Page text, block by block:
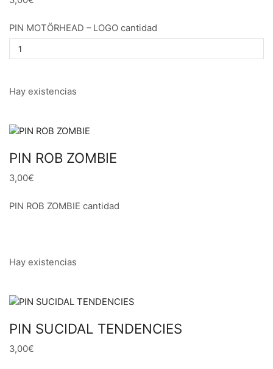
PIN MOTÖRHEAD – LOGO cantidad
Hay existencias
PIN ROB ZOMBIE
3,00€
PIN ROB ZOMBIE cantidad
Hay existencias
PIN SUCIDAL TENDENCIES
3,00€